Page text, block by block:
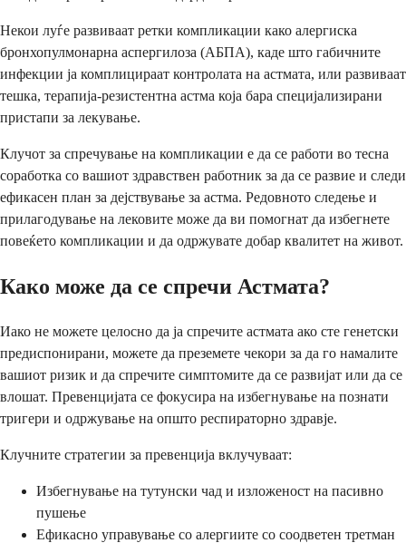
Некои луѓе развиваат ретки компликации како алергиска
бронхопулмонарна аспергилоза (АБПА), каде што габичните
инфекции ја комплицираат контролата на астмата, или развиваат
тешка, терапија-резистентна астма која бара специјализирани
пристапи за лекување.
Клучот за спречување на компликации е да се работи во тесна
соработка со вашиот здравствен работник за да се развие и следи
ефикасен план за дејствување за астма. Редовното следење и
прилагодување на лековите може да ви помогнат да избегнете
повеќето компликации и да одржувате добар квалитет на живот.
Како може да се спречи Астмата?
Иако не можете целосно да ја спречите астмата ако сте генетски
предиспонирани, можете да преземете чекори за да го намалите
вашиот ризик и да спречите симптомите да се развијат или да се
влошат. Превенцијата се фокусира на избегнување на познати
тригери и одржување на општо респираторно здравје.
Клучните стратегии за превенција вклучуваат:
Избегнување на тутунски чад и изложеност на пасивно
пушење
Ефикасно управување со алергиите со соодветен третман